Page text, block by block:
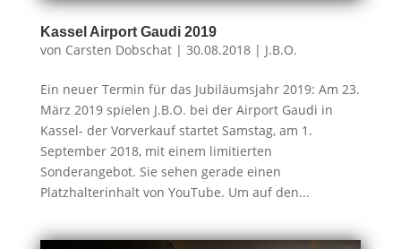
Kassel Airport Gaudi 2019
von Carsten Dobschat| 30.08.2018| J.B.O.
Ein neuer Termin für das Jubiläumsjahr 2019: Am 23.
März 2019 spielen J.B.O. bei der Airport Gaudi in
Kassel- der Vorverkauf startet Samstag, am 1.
September 2018, mit einem limitierten
Sonderangebot. Sie sehen gerade einen
Platzhalterinhalt von YouTube. Um auf den...